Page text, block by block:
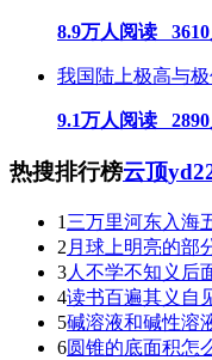
8.9万人阅读 3610
我国陆上极高与
9.1万人阅读 2890
热搜排行榜云顶
1 三万里河东入海
2 月球上明亮的部
3人不学不知义后
4读书百遍其义自
5碱溶液和碱性溶
6圆锥的底面积怎